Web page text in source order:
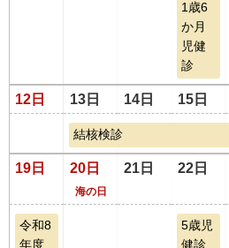
1歳6
か月
児健
診
12日 13日 14日 15日
結核検診
19日 20日
海の日
21日 22日
令和8
年度
5歳児
健診